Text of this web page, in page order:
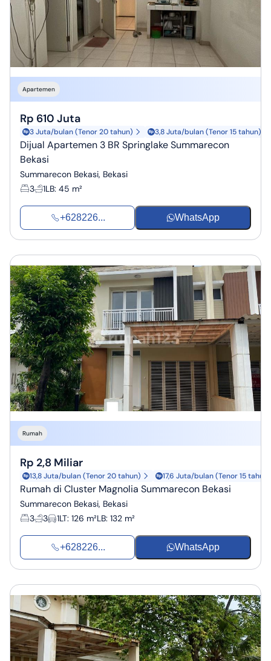
Apartemen
Rp 610 Juta
3 Juta/bulan (Tenor 20 tahun) 3,8 Juta/bulan (Tenor 15 tahun)
Dijual Apartemen 3 BR Springlake Summarecon
Bekasi
Summarecon Bekasi, Bekasi
3
1LB: 45 m²
+628226... WhatsApp
Rumah
Rp 2,8 Miliar
13,8 Juta/bulan (Tenor 20 tahun) 17,6 Juta/bulan (Tenor 15 tahun)
Rumah di Cluster Magnolia Summarecon Bekasi
Summarecon Bekasi, Bekasi
3
3 1LT: 126 m²LB: 132 m²
+628226... WhatsApp